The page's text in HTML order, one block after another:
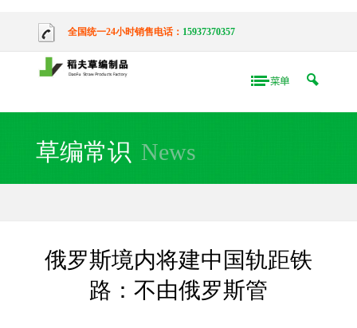
全国统一24小时销售电话： 15937370357
草编常识 News
俄罗斯境内将建中国轨距铁
路：不由俄罗斯管